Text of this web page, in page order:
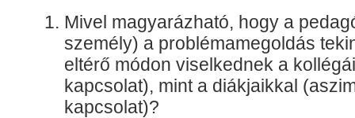
Mivel magyarázható, hogy a
személy) a problémamegoldás
eltérő módon viselkednek a
kapcsolat), mint a diákjaikkal
kapcsolat)?